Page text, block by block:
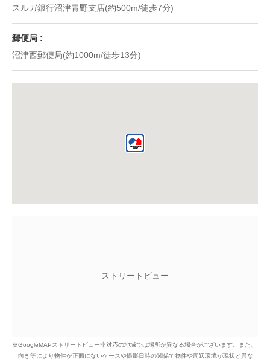
スルガ銀行沼津青野支店(約500m/徒歩7分)
郵便局
沼津西郵便局(約1000m/徒歩13分)
ストリートビュー
※GoogleMAPストリートビュー非対応の地域では場所が異なる場合がございます。
また、
向き等により物件が正面にないケースや撮影日時の関係で物件や周辺環境が現状と異な